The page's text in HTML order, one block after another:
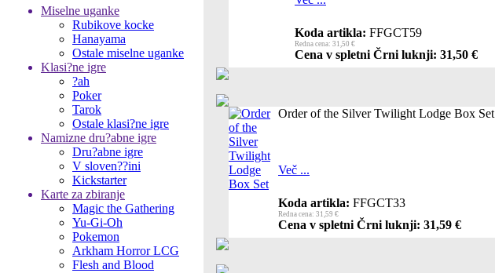
Miselne uganke
Rubikove kocke
Hanayama
Ostale miselne uganke
Klasi?ne igre
?ah
Poker
Tarok
Ostale klasi?ne igre
Namizne dru?abne igre
Dru?abne igre
V sloven??ini
Kickstarter
Karte za zbiranje
Magic the Gathering
Yu-Gi-Oh
Pokemon
Arkham Horror LCG
Flesh and Blood
Koda artikla: FFGCT59
Redna cena: 31,50 €
Cena v spletni Črni luknji: 31,50 €
Order of the Silver Twilight Lodge Box Set
Več ...
Koda artikla: FFGCT33
Redna cena: 31,59 €
Cena v spletni Črni luknji: 31,59 €